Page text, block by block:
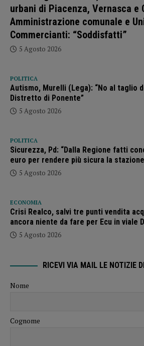
urbani di Piacenza, Vernasca e
Amministrazione comunale e
Commercianti: “Soddisfatti”
5 Agosto 2026
POLITICA
Autismo, Murelli (Lega): “No al taglio
Distretto di Ponente”
5 Agosto 2026
POLITICA
Sicurezza, Pd: “Dalla Regione fatti
euro per rendere più sicura la
5 Agosto 2026
ECONOMIA
Crisi Realco, salvi tre punti vendita
ancora niente da fare per Ecu in viale
5 Agosto 2026
RICEVI VIA MAIL LE NOTIZIE
Nome
Cognome